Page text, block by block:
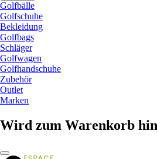
Golfbälle
Golfschuhe
Bekleidung
Golfbags
Schläger
Golfwagen
Golfhandschuhe
Zubehör
Outlet
Marken
Wird zum Warenkorb